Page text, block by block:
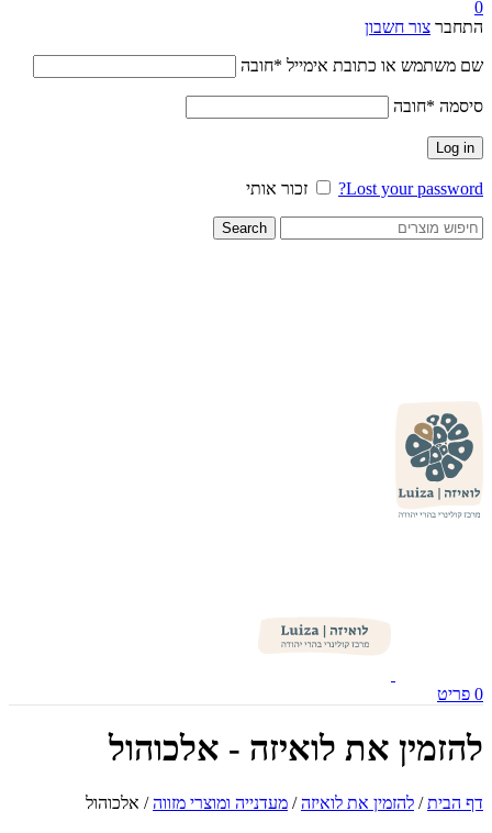
0
התחבר צור חשבון
שם משתמש או כתובת אימייל *חובה
סיסמה *חובה
Log in
Lost your password? זכור אותי
Search
0 פריט
להזמין את לואיזה - אלכוהול
דף הבית / להזמין את לואיזה / מעדנייה ומוצרי מזווה / אלכוהול